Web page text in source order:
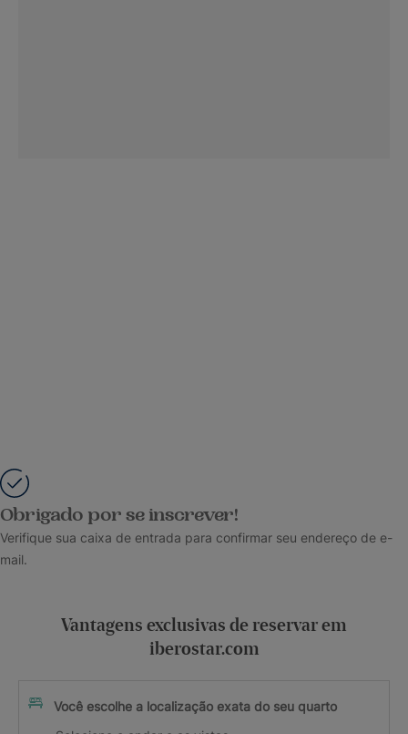
Obrigado por se inscrever!
Verifique sua caixa de entrada para confirmar seu endereço de e-
mail.
Vantagens exclusivas de reservar em
iberostar.com
Você escolhe a localização exata do seu quarto